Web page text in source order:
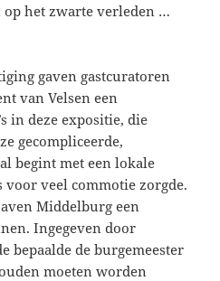
het zwarte verleden …
gaven gastcuratoren
van Velsen een
in deze expositie, die
gecompliceerde,
begint met een lokale
voor veel commotie zorgde.
Middelburg een
Ingegeven door
bepaalde de burgemeester
moeten worden